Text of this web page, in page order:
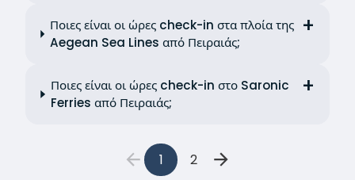
Ποιες είναι οι ώρες check-in στα πλοία της
Aegean Sea Lines από Πειραιάς;
Ποιες είναι οι ώρες check-in στο Saronic
Ferries από Πειραιάς;
1 2